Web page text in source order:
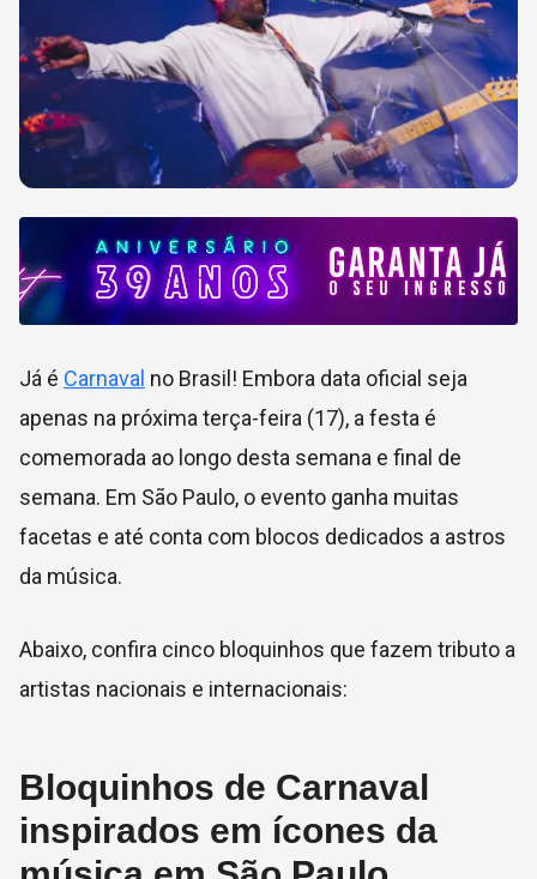
Já é Carnaval no Brasil! Embora data oficial seja
apenas na próxima terça-feira (17), a festa é
comemorada ao longo desta semana e final de
semana. Em São Paulo, o evento ganha muitas
facetas e até conta com blocos dedicados a astros
da música.
Abaixo, confira cinco bloquinhos que fazem tributo a
artistas nacionais e internacionais:
Bloquinhos de Carnaval
inspirados em ícones da